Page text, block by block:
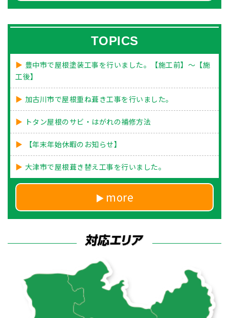
TOPICS
豊中市で屋根塗装工事を行いました。【施工前】～【施
工後】
加古川市で屋根重ね葺き工事を行いました。
トタン屋根のサビ・はがれの補修方法
【年末年始休暇のお知らせ】
大津市で屋根葺き替え工事を行いました。
more